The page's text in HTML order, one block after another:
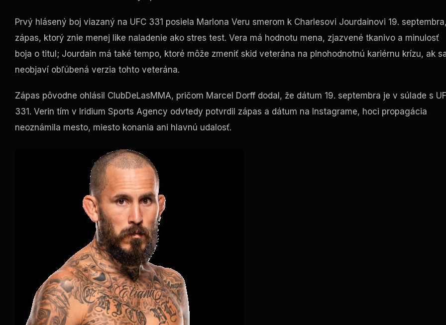
Prvý hlásený boj viazaný na UFC 331 posiela Marlona Veru smerom k Charlesovi Jourdainovi 19. septembra,
zápas, ktorý znie menej like naladenie ako stres test. Vera má hodnotu mena, zjazvené tkanivo a minulosť
boja o titul; Jourdain má také tempo, ktoré môže zmeniť skid veterána na plnohodnotnú kariérnu krízu, ak
neobjaví obľúbená verzia tohto veterána.
Zápas pôvodne ohlásil ClubDeLasMMA, pričom Marcel Dorff dodal, že dátum 19. septembra je v súlade s
331. Verin tím v Iridium Sports Agency odvtedy potvrdil zápas a dátum na Instagrame, hoci propagácia
neoznámila mesto, miesto konania ani hlavnú udalosť.